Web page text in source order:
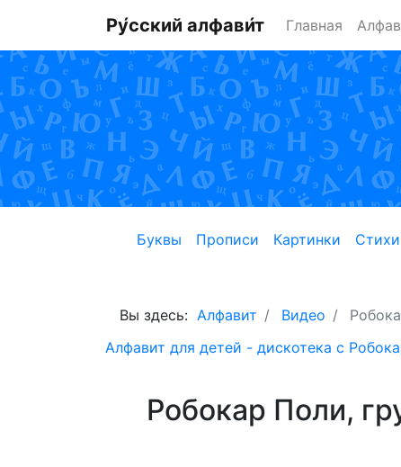
Ру́сский алфави́т Главная
Буквы Прописи Картинки Стихи
Вы здесь: Алфавит Видео
Алфавит для детей - дискотека с
Робокар Поли,